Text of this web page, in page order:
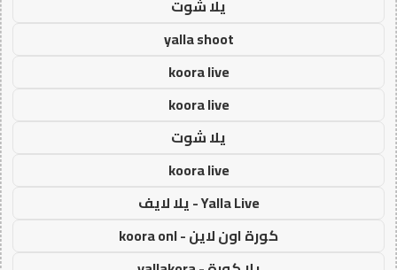
يلا شوت
yalla shoot
koora live
koora live
يلا شوت
koora live
Yalla Live - يلا لايف
كورة اون لاين - koora onl